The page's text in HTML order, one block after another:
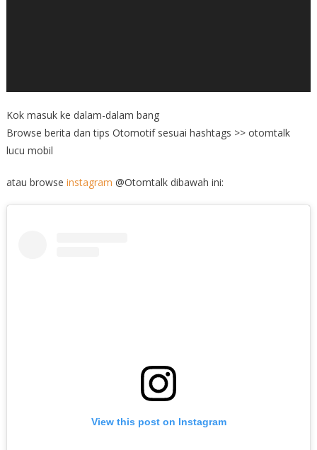
Kok masuk ke dalam-dalam bang
Browse berita dan tips Otomotif sesuai hashtags >> otomtalk
lucu mobil
atau browse instagram @Otomtalk dibawah ini:
View this post on Instagram